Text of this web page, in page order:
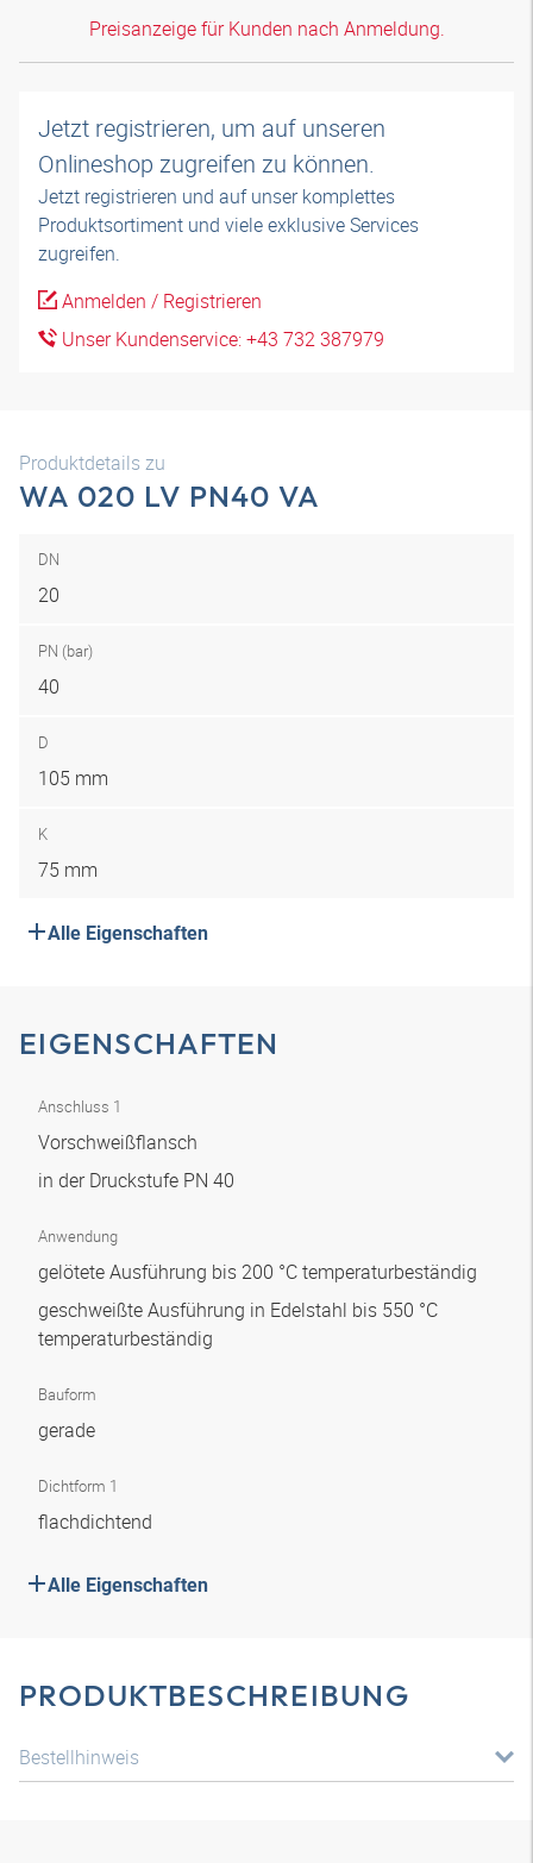
Preisanzeige für Kunden nach Anmeldung.
Jetzt registrieren, um auf unseren
Onlineshop zugreifen zu können.
Jetzt registrieren und auf unser komplettes
Produktsortiment und viele exklusive Services
zugreifen.
Anmelden / Registrieren
Unser Kundenservice: +43 732 387979
Produktdetails zu
WA 020 LV PN40 VA
DN
20
PN (bar)
40
D
105 mm
K
75 mm
Alle Eigenschaften
EIGENSCHAFTEN
Anschluss 1
Vorschweißflansch
in der Druckstufe PN 40
Anwendung
gelötete Ausführung bis 200 °C temperaturbeständig
geschweißte Ausführung in Edelstahl bis 550 °C
temperaturbeständig
Bauform
gerade
Dichtform 1
flachdichtend
Alle Eigenschaften
PRODUKTBESCHREIBUNG
Bestellhinweis